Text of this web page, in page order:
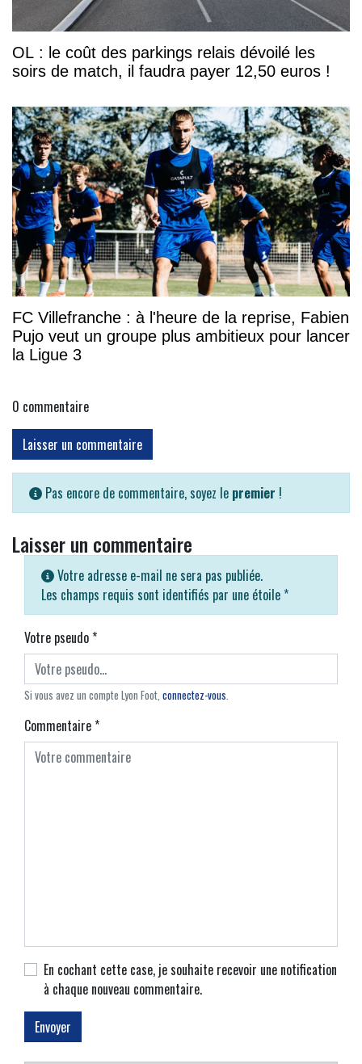
OL : le coût des parkings relais dévoilé les
soirs de match, il faudra payer 12,50 euros !
FC Villefranche : à l'heure de la reprise, Fabien
Pujo veut un groupe plus ambitieux pour lancer
la Ligue 3
0 commentaire
Laisser un commentaire
Pas encore de commentaire, soyez le premier !
Laisser un commentaire
Votre adresse e-mail ne sera pas publiée.
Les champs requis sont identifiés par une étoile *
Votre pseudo*
Si vous avez un compte Lyon Foot, connectez-vous.
Commentaire*
En cochant cette case, je souhaite recevoir une notification
à chaque nouveau commentaire.